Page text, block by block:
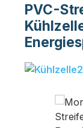
PVC-
Bildergalerie